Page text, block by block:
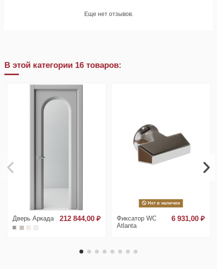
Еще нет отзывов.
В этой категории 16 товаров:
Дверь Аркада 212 844,00 ₽
Нет в наличии
Фиксатор WC
Atlanta
6 931,00 ₽